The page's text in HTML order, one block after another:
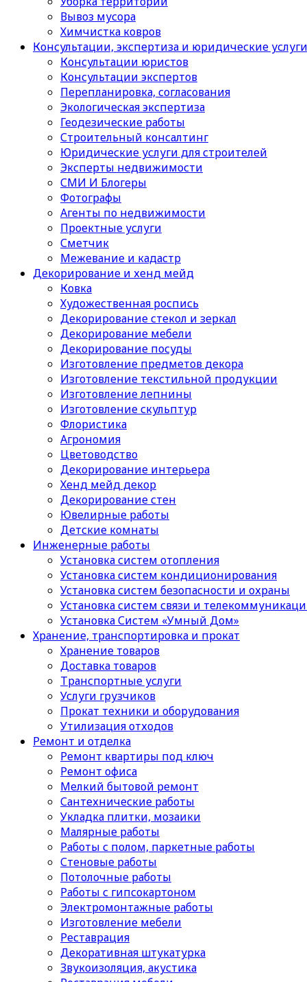
Вывоз мусора
Химчистка ковров
Консультации, экспертиза и юридические услуги
Консультации юристов
Консультации экспертов
Перепланировка, согласования
Экологическая экспертиза
Геодезические работы
Строительный консалтинг
Юридические услуги для строителей
Эксперты недвижимости
СМИ И Блогеры
Фотографы
Агенты по недвижимости
Проектные услуги
Сметчик
Межевание и кадастр
Декорирование и хенд мейд
Ковка
Художественная роспись
Декорирование стекол и зеркал
Декорирование мебели
Декорирование посуды
Изготовление предметов декора
Изготовление текстильной продукции
Изготовление лепнины
Изготовление скульптур
Флористика
Агрономия
Цветоводство
Декорирование интерьера
Хенд мейд декор
Декорирование стен
Ювелирные работы
Детские комнаты
Инженерные работы
Установка систем отопления
Установка систем кондиционирования
Установка систем безопасности и охраны
Установка систем связи и
Установка Систем «Умный Дом»
Хранение, транспортировка и прокат
Хранение товаров
Доставка товаров
Транспортные услуги
Услуги грузчиков
Прокат техники и оборудования
Утилизация отходов
Ремонт и отделка
Ремонт квартиры под ключ
Ремонт офиса
Мелкий бытовой ремонт
Сантехнические работы
Укладка плитки, мозаики
Малярные работы
Работы с полом, паркетные работы
Стеновые работы
Потолочные работы
Работы с гипсокартоном
Электромонтажные работы
Изготовление мебели
Реставрация
Декоративная штукатурка
Звукоизоляция, акустика